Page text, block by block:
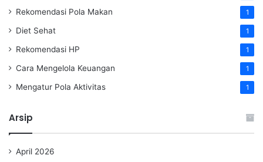
Rekomendasi Pola Makan 1
Diet Sehat 1
Rekomendasi HP 1
Cara Mengelola Keuangan 1
Mengatur Pola Aktivitas 1
Arsip
April 2026